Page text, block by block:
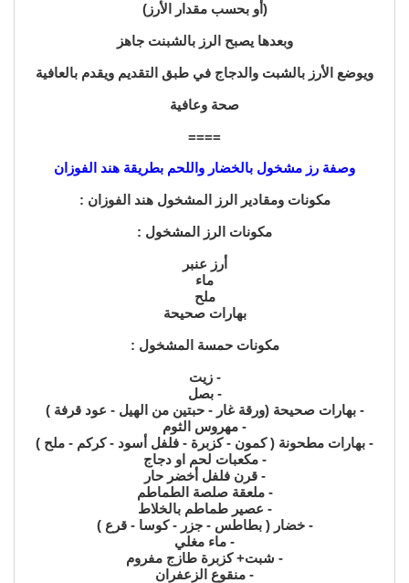
(أو بحسب مقدار الأرز)
وبعدها يصبح الرز بالشبنت جاهز
ويوضع الأرز بالشبت والدجاج في طبق التقديم ويقدم بالعافية
صحة وعافية
====
وصفة رز مشخول بالخضار واللحم بطريقة هند الفوزان
مكونات ومقادير الرز المشخول هند الفوزان :
مكونات الرز المشخول :
أرز عنبر
ماء
ملح
بهارات صحيحة
مكونات حمسة المشخول :
- زيت
- بصل
- بهارات صحيحة (ورقة غار - حبتين من الهيل - عود قرفة )
- مهروس الثوم
- بهارات مطحونة ( كمون - كزبرة - فلفل أسود - كركم - ملح )
- مكعبات لحم او دجاج
- قرن فلفل أخضر حار
- ملعقة صلصة الطماطم
- عصير طماطم بالخلاط
- خضار ( بطاطس - جزر - كوسا - قرع )
- ماء مغلي
- شبت+ كزبرة طازج مفروم
- منقوع الزعفران